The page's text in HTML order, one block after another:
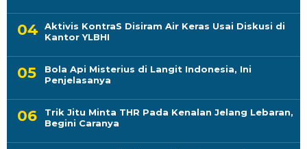
Aktivis KontraS Disiram Air Keras Usai Diskusi di
Kantor YLBHI
Bola Api Misterius di Langit Indonesia, Ini
Penjelasanya
Trik Jitu Minta THR Pada Kenalan Jelang Lebaran,
Begini Caranya